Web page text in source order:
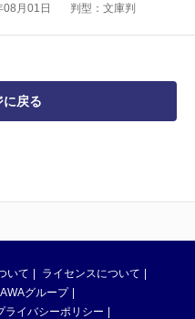
月01日
判型：文庫判
に戻る
いて
ライセンスについて
グループ
ライバシーポリシー